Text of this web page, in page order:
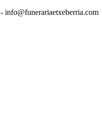
- info@funerariaetxeberria.com